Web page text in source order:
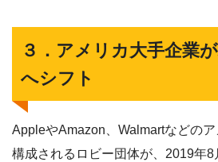
３．アメリカ大手企業
へシフト
AppleやAmazon、Walmartなどの
構成されるロビー団体が、2019年8